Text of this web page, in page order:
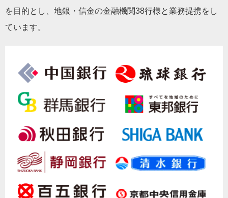
を目的とし、地銀・信金の金融機関38行様と業務提携をし
ています。